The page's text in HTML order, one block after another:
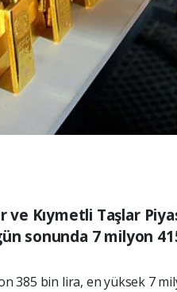
Kıymetli Taşlar
sonunda 7 milyon
385 bin lira, en yüksek 7